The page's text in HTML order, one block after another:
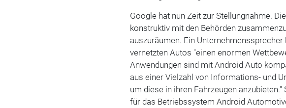
Google hat nun Zeit zur Stellungnahme.
konstruktiv mit den Behörden
auszuräumen. Ein
vernetzten Autos "einen enormen
Anwendungen sind mit Android Auto
aus einer Vielzahl von Informations- und
um diese in ihren Fahrzeugen
für das Betriebssystem Android